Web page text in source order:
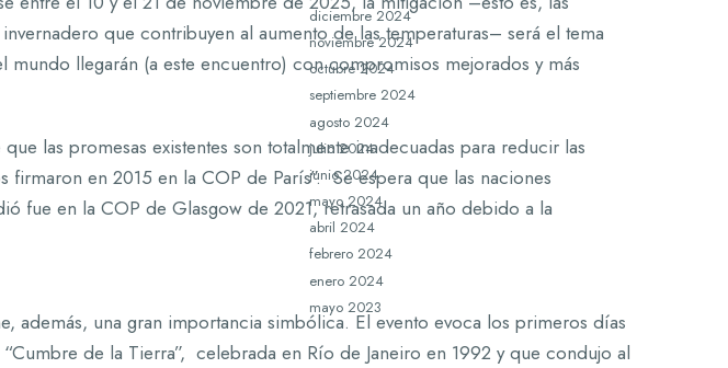
que contribuyen al aumento de las temperaturas– será el tema
llegarán (a este encuentro) con compromisos mejorados y más
las promesas existentes son totalmente inadecuadas para reducir las
en 2015 en la COP de París”. Se espera que las naciones
fue en la COP de Glasgow de 2021, retrasada un año debido a la
además, una gran importancia simbólica. El evento evoca los primeros días
de la Tierra”, celebrada en Río de Janeiro en 1992 y que condujo al
diciembre 2024
noviembre 2024
octubre 2024
septiembre 2024
agosto 2024
julio 2024
junio 2024
mayo 2024
abril 2024
febrero 2024
enero 2024
mayo 2023